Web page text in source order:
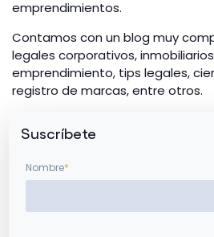
emprendimientos.
Contamos con un blog muy
legales corporativos,
emprendimiento, tips legales,
registro de marcas, entre otros.
Suscríbete
Nombre*